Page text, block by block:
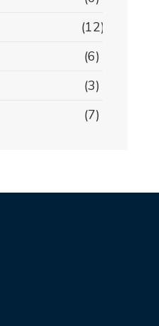
(12)
(6)
(3)
(7)